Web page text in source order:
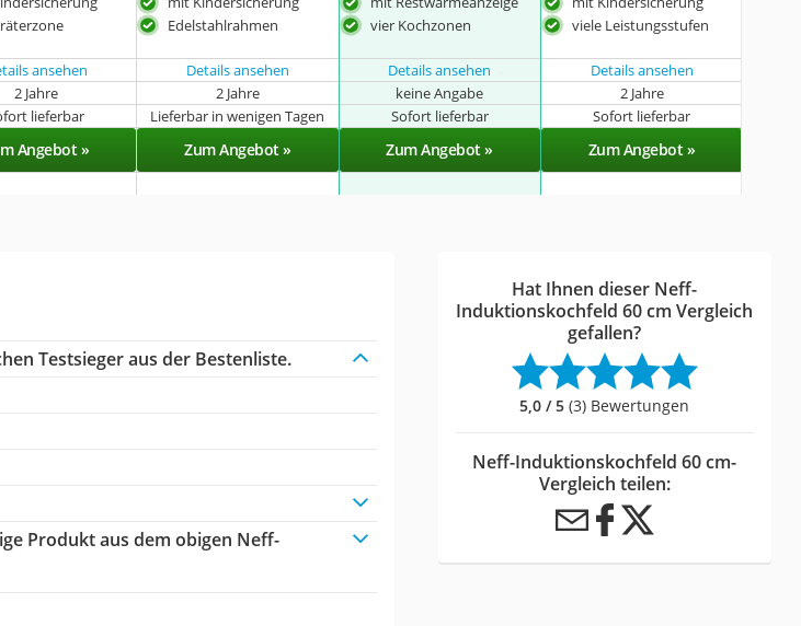
Edelstahlrahmen
vier Kochzonen
viele Leistungsstufen
ansehen Details ansehen Details ansehen
Details ansehen
2 Jahre 2 Jahre keine Angabe
2 Jahre
lieferbar Lieferbar in wenigen Tagen Sofort lieferbar
Sofort lieferbar
Angebot » Zum Angebot » Zum Angebot » Zum Angebot »
Testsieger aus der Bestenliste.
Produkt aus dem obigen Neff-
Hat Ihnen dieser Neff-
Induktionskochfeld 60 cm Vergleich
gefallen?
5,0 / 5 (3) Bewertungen
Neff-Induktionskochfeld 60 cm-
Vergleich teilen: